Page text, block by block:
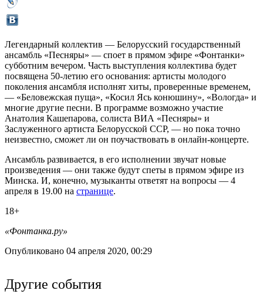
Легендарный коллектив — Белорусский государственный
ансамбль «Песняры» — споет в прямом эфире «Фонтанки»
субботним вечером. Часть выступления коллектива будет
посвящена 50-летию его основания: артисты молодого
поколения ансамбля исполнят хиты, проверенные временем,
— «Беловежская пуща», «Косил Ясь конюшину», «Вологда» и
многие другие песни. В программе возможно участие
Анатолия Кашепарова, солиста ВИА «Песняры» и
Заслуженного артиста Белорусской ССР, — но пока точно
неизвестно, сможет ли он поучаствовать в онлайн-концерте.
Ансамбль развивается, в его исполнении звучат новые
произведения — они также будут спеты в прямом эфире из
Минска. И, конечно, музыканты ответят на вопросы — 4
апреля в 19.00 на странице.
18+
«Фонтанка.ру»
Опубликовано 04 апреля 2020, 00:29
Другие события